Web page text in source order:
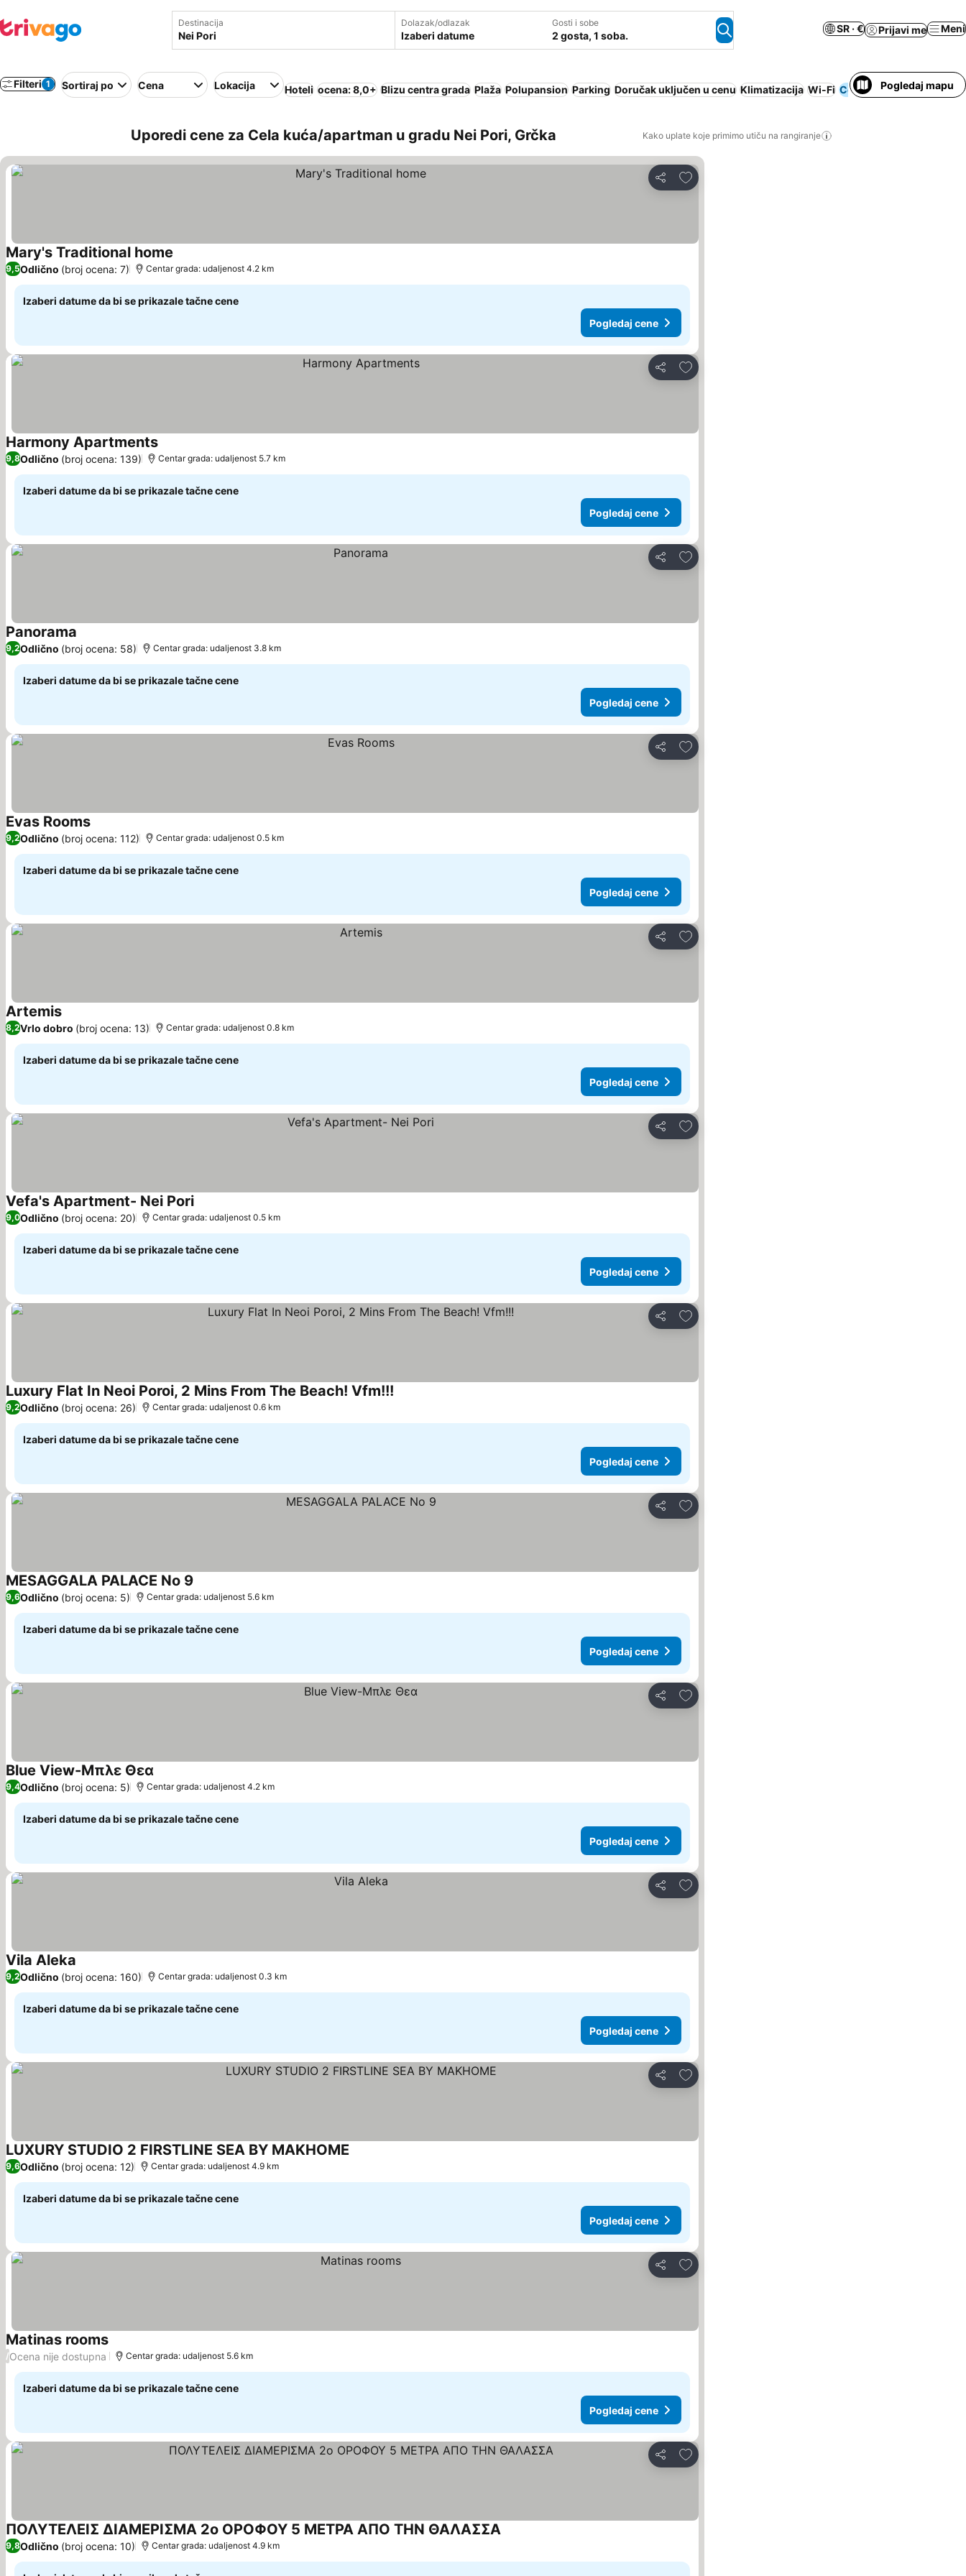
Destinacija Dolazak/odlazak
Izaberi datume
Gosti i sobe
2 gosta, 1 soba.
SR · € Prijavi me Meni
Filteri 1 Sortiraj po Cena Lokacija Hoteli ocena: 8,0+ Blizu centra grada Plaža Polupansion Parking Doručak uključen u cenu Klimatizacija Wi-Fi Cela kuća/apartman
Pogledaj mapu
Uporedi cene za Cela kuća/apartman u gradu Nei Pori, Grčka Kako uplate koje primimo utiču na rangiranje
Deli
Dodati u favorite
Mary's Traditional home
9,5Odlično (broj ocena: 7) Centar grada: udaljenost 4.2 km
Izaberi datume da bi se prikazale tačne cene
Pogledaj cene
Deli
Dodati u favorite
Harmony Apartments
9,8Odlično (broj ocena: 139) Centar grada: udaljenost 5.7 km
Izaberi datume da bi se prikazale tačne cene
Pogledaj cene
Deli
Dodati u favorite
Panorama
9,2Odlično (broj ocena: 58) Centar grada: udaljenost 3.8 km
Izaberi datume da bi se prikazale tačne cene
Pogledaj cene
Deli
Dodati u favorite
Evas Rooms
9,2Odlično (broj ocena: 112) Centar grada: udaljenost 0.5 km
Izaberi datume da bi se prikazale tačne cene
Pogledaj cene
Deli
Dodati u favorite
Artemis
8,2Vrlo dobro (broj ocena: 13) Centar grada: udaljenost 0.8 km
Izaberi datume da bi se prikazale tačne cene
Pogledaj cene
Deli
Dodati u favorite
Vefa's Apartment- Nei Pori
9,0Odlično (broj ocena: 20) Centar grada: udaljenost 0.5 km
Izaberi datume da bi se prikazale tačne cene
Pogledaj cene
Deli
Dodati u favorite
Luxury Flat In Neoi Poroi, 2 Mins From The Beach! Vfm!!!
9,2Odlično (broj ocena: 26) Centar grada: udaljenost 0.6 km
Izaberi datume da bi se prikazale tačne cene
Pogledaj cene
Deli
Dodati u favorite
MESAGGALA PALACE No 9
9,6Odlično (broj ocena: 5) Centar grada: udaljenost 5.6 km
Izaberi datume da bi se prikazale tačne cene
Pogledaj cene
Deli
Dodati u favorite
Blue View-Μπλε Θεα
9,4Odlično (broj ocena: 5) Centar grada: udaljenost 4.2 km
Izaberi datume da bi se prikazale tačne cene
Pogledaj cene
Deli
Dodati u favorite
Vila Aleka
9,2Odlično (broj ocena: 160) Centar grada: udaljenost 0.3 km
Izaberi datume da bi se prikazale tačne cene
Pogledaj cene
Deli
Dodati u favorite
LUXURY STUDIO 2 FIRSTLINE SEA BY MAKHOME
9,6Odlično (broj ocena: 12) Centar grada: udaljenost 4.9 km
Izaberi datume da bi se prikazale tačne cene
Pogledaj cene
Deli
Dodati u favorite
Matinas rooms
/Ocena nije dostupna Centar grada: udaljenost 5.6 km
Izaberi datume da bi se prikazale tačne cene
Pogledaj cene
Deli
Dodati u favorite
ΠΟΛΥΤΕΛΕΙΣ ΔΙΑΜΕΡΙΣΜΑ 2ο ΟΡΟΦΟΥ 5 ΜΕΤΡΑ ΑΠΟ ΤΗΝ ΘΑΛΑΣΣΑ
9,8Odlično (broj ocena: 10) Centar grada: udaljenost 4.9 km